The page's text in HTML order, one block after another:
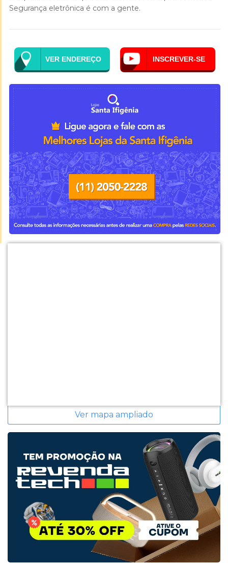
Segurança eletrônica é com a gente.
VER ENDEREÇO INSCREVER-SE
Ver mapa ampliado